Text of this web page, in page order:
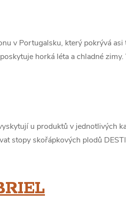
v Portugalsku, který pokrývá
horká léta a chladné
u produktů v jednotlivých
stopy skořápkových plodů